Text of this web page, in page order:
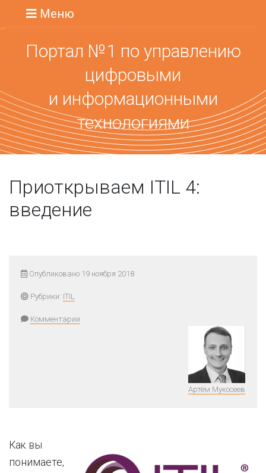
Меню
Портал №1 по управлению
цифровыми
и информационными
технологиями
Приоткрываем ITIL 4:
введение
Опубликовано 19 ноября 2018
Рубрики: ITIL
Комментарии
Артём Мукосеев
Как вы
понимаете,